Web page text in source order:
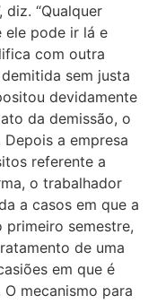
diz. “Qualquer
ele pode ir lá e
com outra
sem justa
devidamente
da demissão, o
a empresa
referente a
o trabalhador
a casos em que a
primeiro semestre,
de uma
em que é
mecanismo para